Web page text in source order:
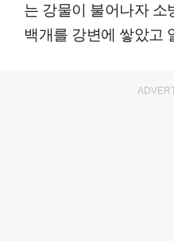
는 강물이 불어나자
백개를 강변에 쌓았고